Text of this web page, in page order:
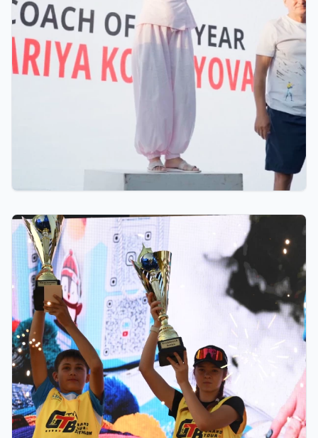
Қостанайлық бапкер биатлоннан үздік балалар
жаттықтырушысы атанды